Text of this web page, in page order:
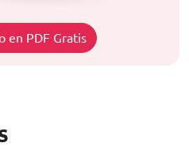
en PDF Gratis